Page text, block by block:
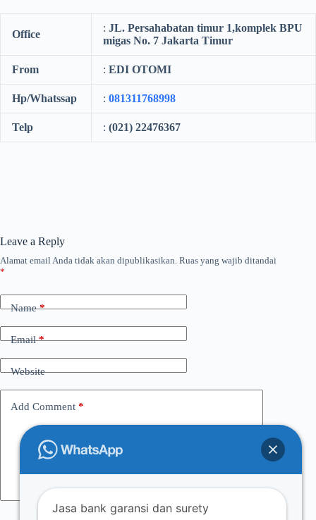
Office
: JL. Persahabatan timur 1,komplek BPU
migas No. 7 Jakarta Timur
From : EDI OTOMI
Hp/Whatssap : 081311768998
Telp : (021) 22476367
Leave a Reply
Alamat email Anda tidak akan dipublikasikan. Ruas yang wajib ditandai
*
Name*
Email*
Website
Add Comment *
Jasa bank garansi dan surety